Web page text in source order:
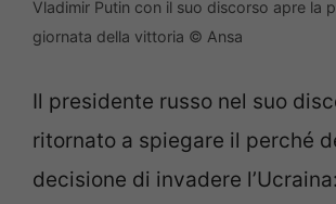
Vladimir Putin con il suo discorso apre la
giornata della vittoria © Ansa
Il presidente russo nel suo
ritornato a spiegare il perché
decisione di invadere l’Ucraina: